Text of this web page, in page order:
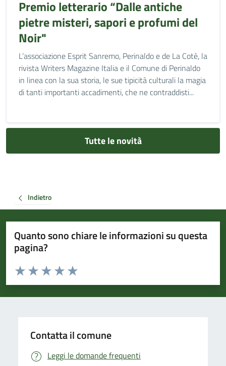
Premio letterario “Dalle antiche
pietre misteri, sapori e profumi del
Noir"
L’associazione Esprit Sanremo, Perinaldo e de La Cotè, la
rivista Writers Magazine Italia e il Comune di Perinaldo
in linea con la sua storia, le sue tipicità culturali la magia
di tanti importanti accadimenti, che ne contraddisti...
Tutte le novità
Indietro
Quanto sono chiare le informazioni su questa
pagina?
Valuta da 1 a 5 stelle la pagina
Valuta 5 stelle su 5
Valuta 4 stelle su 5
Valuta 3 stelle su 5
Valuta 2 stelle su 5
Valuta 1 stelle su 5
Contatta il comune
Leggi le domande frequenti